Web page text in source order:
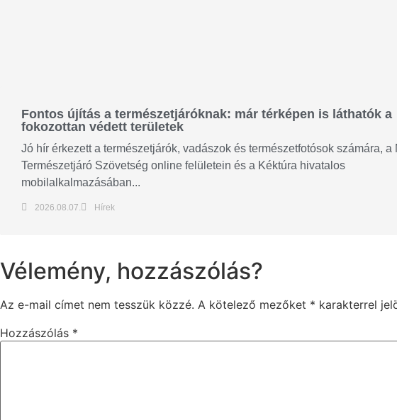
Fontos újítás a természetjáróknak: már térképen is láthatók a
fokozottan védett területek
Jó hír érkezett a természetjárók, vadászok és természetfotósok számára, a
Természetjáró Szövetség online felületein és a Kéktúra hivatalos
mobilalkalmazásában...
2026.08.07. Hírek
Vélemény, hozzászólás?
Az e-mail címet nem tesszük közzé. A kötelező mezőket * karakterrel
Hozzászólás *